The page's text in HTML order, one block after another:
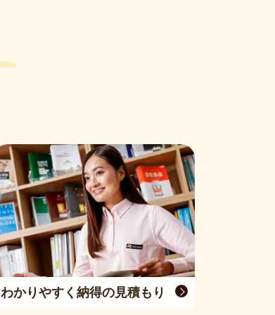
わかりやすく納得の見積もり